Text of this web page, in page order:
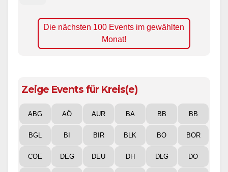
Die nächsten 100 Events im gewählten
Monat!
Zeige Events für Kreis(e)
ABG AÖ AUR BA BB BB
BGL BI BIR BLK BO BOR
COE DEG DEU DH DLG DO